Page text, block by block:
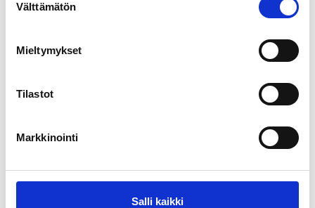
valinta
Välttämätön
Mieltymykset
Tilastot
Markkinointi
Salli kaikki